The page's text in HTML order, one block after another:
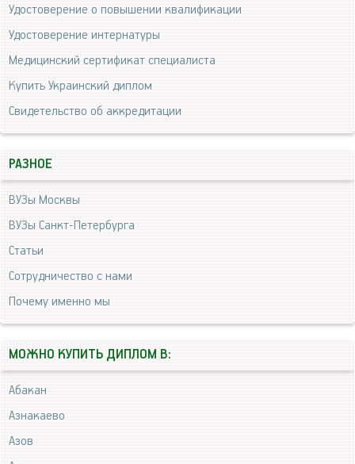
Удостоверение о повышении квалификации
Удостоверение интернатуры
Медицинский сертификат специалиста
Купить Украинский диплом
Свидетельство об аккредитации
РАЗНОЕ
ВУЗы Москвы
ВУЗы Санкт-Петербурга
Статьи
Сотрудничество с нами
Почему именно мы
МОЖНО КУПИТЬ ДИПЛОМ В:
Абакан
Азнакаево
Азов